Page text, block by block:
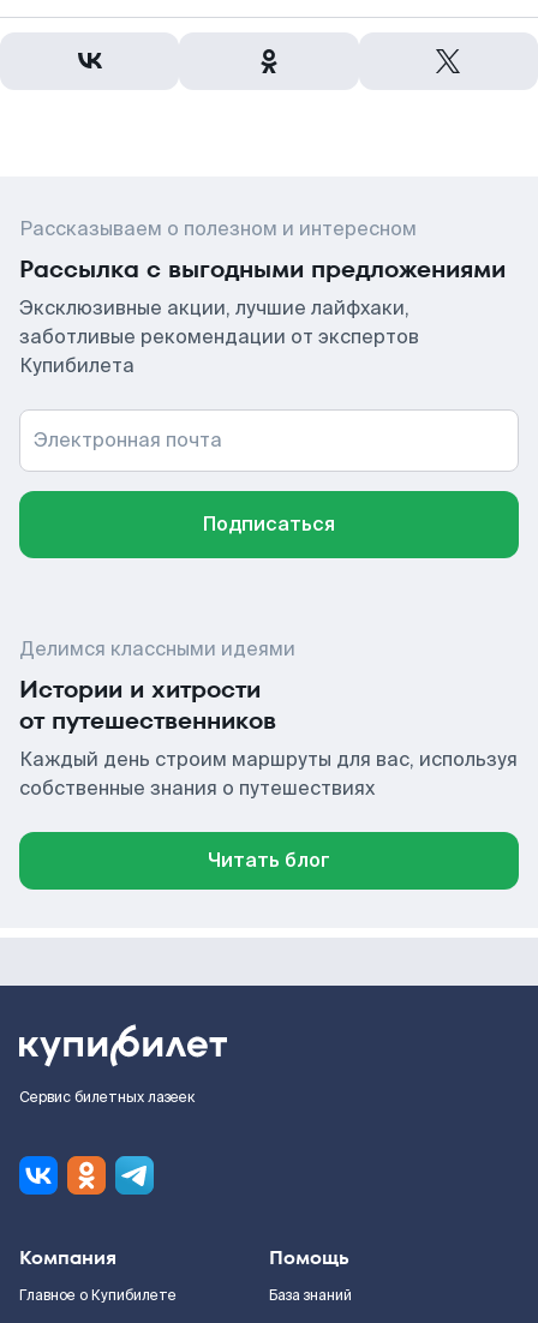
Рассказываем о полезном и интересном
Рассылка с выгодными предложениями
Эксклюзивные акции, лучшие лайфхаки,
заботливые рекомендации от экспертов
Купибилета
Электронная почта
Подписаться
Делимся классными идеями
Истории и хитрости
от путешественников
Каждый день строим маршруты для вас, используя
собственные знания о путешествиях
Читать блог
Сервис билетных лазеек
Компания
Главное о Купибилете
Помощь
База знаний